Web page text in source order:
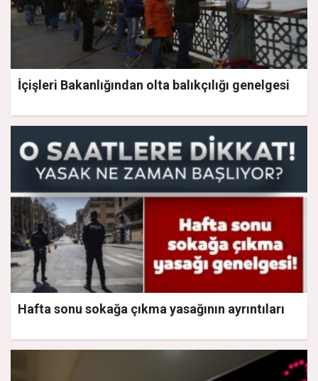
İçişleri Bakanlığından olta balıkçılığı genelgesi
Hafta sonu sokağa çıkma yasağının ayrıntıları